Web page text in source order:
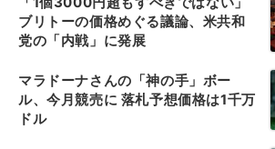
ブリトーの価格めぐる議論、米共和
党の「内戦」に発展
マラドーナさんの「神の手」ボー
ル、今月競売に 落札予想価格は1千万
ドル